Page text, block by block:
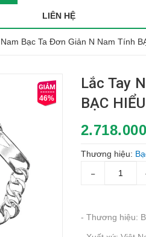
LIÊN HỆ
Bạc Ta Đơn Giản N Nam Tính
46%
Lắc Tay
BẠC
Thương hiệu:
-
- Thương hiệu: